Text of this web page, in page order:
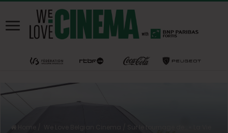
Sur le tournage de… « La Vie